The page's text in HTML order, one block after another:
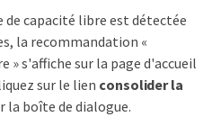
de capacité libre est détectée
la recommandation «
» s'affiche sur la page d'accueil
sur le lien consolider la
la boîte de dialogue.